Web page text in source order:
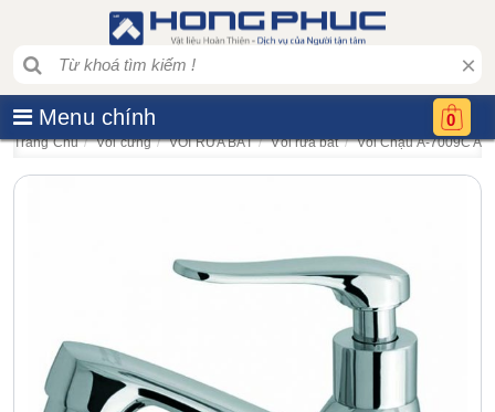
×
Menu chính 0
Trang Chủ Vòi cứng VÒI RỬA BÁT Vòi rửa bát Vòi Chậu A-7009C